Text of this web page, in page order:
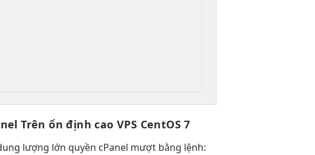
Trênổn định cao VPS CentOS 7
lượng lớn quyền cPanel mượt bằng lệnh: